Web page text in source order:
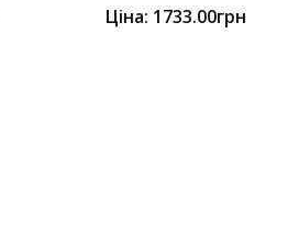
Ціна: 1733.00грн